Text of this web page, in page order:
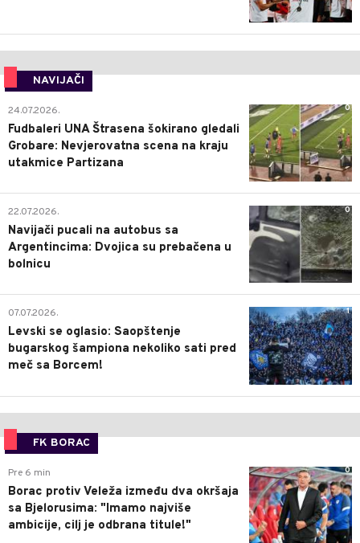
NAVIJAČI
0
24.07.2026.
Fudbaleri UNA Štrasena šokirano gledali
Grobare: Nevjerovatna scena na kraju
utakmice Partizana
0
22.07.2026.
Navijači pucali na autobus sa
Argentincima: Dvojica su prebačena u
bolnicu
1
07.07.2026.
Levski se oglasio: Saopštenje
bugarskog šampiona nekoliko sati pred
meč sa Borcem!
FK BORAC
0
Pre 6 min
Borac protiv Veleža između dva okršaja
sa Bjelorusima: "Imamo najviše
ambicije, cilj je odbrana titule!"